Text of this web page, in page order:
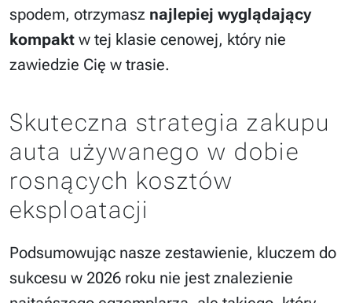
spodem, otrzymasz najlepiej wyglądający
kompakt w tej klasie cenowej, który nie
zawiedzie Cię w trasie.
Skuteczna strategia zakupu
auta używanego w dobie
rosnących kosztów
eksploatacji
Podsumowując nasze zestawienie, kluczem do
sukcesu w 2026 roku nie jest znalezienie